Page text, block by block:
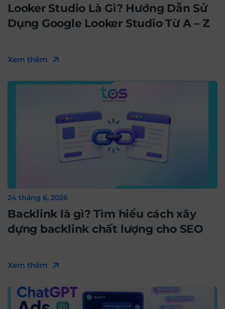
Looker Studio Là Gì? Hướng Dẫn Sử
Dụng Google Looker Studio Từ A – Z
Xem thêm
24 tháng 6, 2026
Backlink là gì? Tìm hiểu cách xây
dựng backlink chất lượng cho SEO
Xem thêm